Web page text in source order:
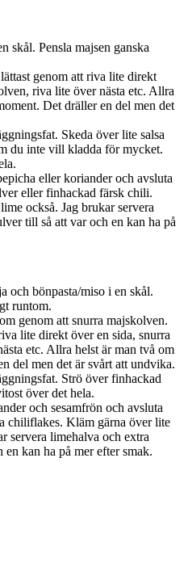
skål. Pensla majsen ganska
genom att riva lite direkt
riva lite över nästa etc. Allra
Det dräller en del men det
Skeda över lite salsa
du inte vill kladda för mycket.
eller koriander och avsluta
eller finhackad färsk chili.
också. Jag brukar servera
till så att var och en kan ha på
och bönpasta/miso i en skål.
runtom.
genom att snurra majskolven.
lite direkt över en sida, snurra
etc. Allra helst är man två om
del men det är svårt att undvika.
Strö över finhackad
över det hela.
och sesamfrön och avsluta
chiliflakes. Kläm gärna över lite
servera limehalva och extra
kan ha på mer efter smak.